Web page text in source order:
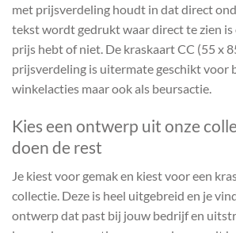
met prijsverdeling houdt in dat direct
tekst wordt gedrukt waar direct te zien is
prijs hebt of niet. De kraskaart CC (55 x
prijsverdeling is uitermate geschikt voor
winkelacties maar ook als beursactie.
Kies een ontwerp uit onze
doen de rest
Je kiest voor gemak en kiest voor een
collectie. Deze is heel uitgebreid en je
ontwerp dat past bij jouw bedrijf en